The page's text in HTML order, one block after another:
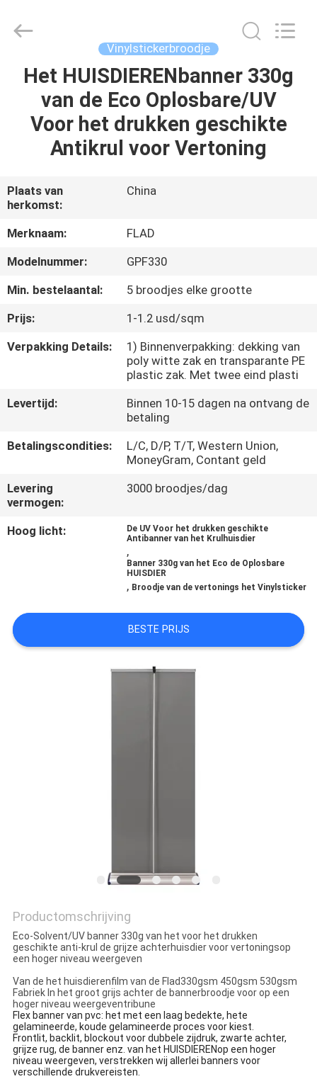
THUIS
PRODUCTEN
ONS
FABRIEKSTOCHT
KWALITEITSCONTROLE
NEEM
CONTACT
ONS
EEN
OFFERTE
POLICY
Co.,Ltd.
Vinylstickerbroodje
Het HUISDIERENbanner 330g
van de Eco Oplosbare/UV
Voor het drukken geschikte
Antikrul voor Vertoning
Plaats van
herkomst:
China
Merknaam:
FLAD
Modelnummer:
GPF330
Min. bestelaantal:
5 broodjes elke grootte
Prijs:
1-1.2 usd/sqm
Verpakking Details:
1) Binnenverpakking: dekking van
poly witte zak en transparante PE
plastic zak. Met twee eind plasti
Levertijd:
Binnen 10-15 dagen na ontvang de
betaling
Betalingscondities:
L/C, D/P, T/T, Western Union,
MoneyGram, Contant geld
Levering
vermogen:
3000 broodjes/dag
Hoog licht:
De UV Voor het drukken geschikte
Antibanner van het Krulhuisdier
,
Banner 330g van het Eco de Oplosbare
HUISDIER
, Broodje van de vertonings het Vinylsticker
BESTE PRIJS
Productomschrijving
Eco-Solvent/UV banner 330g van het voor het drukken
geschikte anti-krul de grijze achterhuisdier voor vertoningsop
een hoger niveau weergeven
Van de het huisdierenfilm van de Flad330gsm 450gsm 530gsm
Fabriek In het groot grijs achter de bannerbroodje voor op een
hoger niveau weergeventribune
Flex banner van pvc: het met een laag bedekte, hete
gelamineerde, koude gelamineerde proces voor kiest.
Frontlit, backlit, blockout voor dubbele zijdruk, zwarte achter,
grijze rug, de banner enz. van het HUISDIERENop een hoger
niveau weergeven, verstrekken wij allerlei banners voor
verschillende drukvereisten.